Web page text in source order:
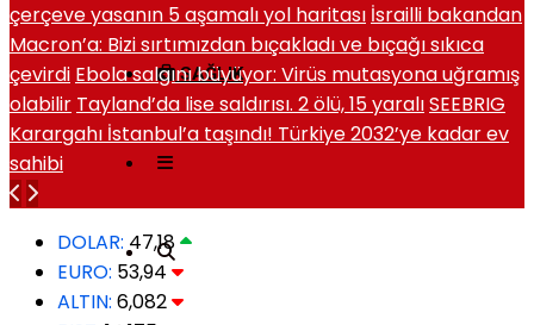
SAĞLIK
çerçeve yasanın 5 aşamalı yol haritası İsrailli bakandan
Macron’a: Bizi sırtımızdan bıçakladı ve bıçağı sıkıca
çevirdi Ebola salgını büyüyor: Virüs mutasyona uğramış
olabilir Tayland’da lise saldırısı. 2 ölü, 15 yaralıSEEBRIG
Karargahı İstanbul’a taşındı! Türkiye 2032’ye kadar ev
sahibi
DOLAR: 47,18
EURO: 53,94
ALTIN: 6,082